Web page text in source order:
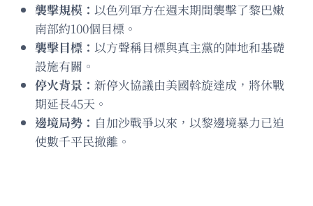
襲擊規模： 以色列軍方在週末期間襲擊了黎巴嫩
南部約100個目標。
襲擊目標： 以方聲稱目標與真主黨的陣地和基礎
設施有關。
停火背景： 新停火協議由美國斡旋達成，將休戰
期延長45天。
邊境局勢： 自加沙戰爭以來，以黎邊境暴力已迫
使數千平民撤離。